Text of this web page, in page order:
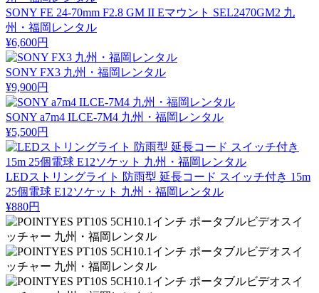
SONY FE 24-70mm F2.8 GM II Eマウント SEL2470GM2 九
州・福岡レンタル
¥6,600円
SONY FX3 九州・福岡レンタル
¥9,900円
SONY a7m4 ILCE-7M4 九州・福岡レンタル
¥5,500円
LEDストリングライト 防雨型 延長コード スイッチ付き 15m
25個電球 E12ソケット 九州・福岡レンタル
¥880円